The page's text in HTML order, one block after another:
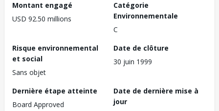
Montant engagé
USD 92.50 millions
Catégorie
Environnementale
C
Risque environnemental
et social
Sans objet
Date de clôture
30 juin 1999
Dernière étape atteinte
Board Approved
Date de dernière mise à
jour